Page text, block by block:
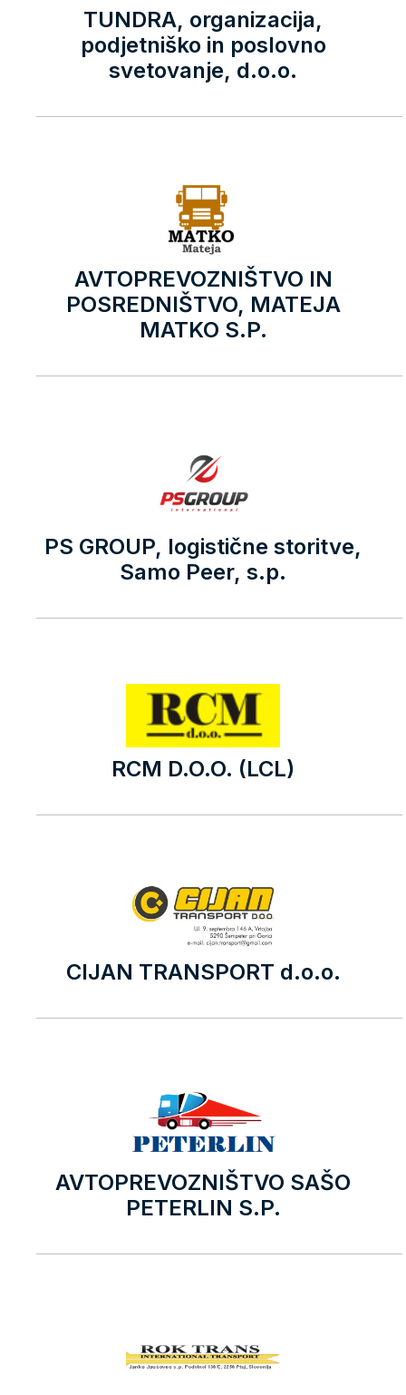
TUNDRA, organizacija,
podjetniško in poslovno
svetovanje, d.o.o.
AVTOPREVOZNIŠTVO IN
POSREDNIŠTVO, MATEJA
MATKO S.P.
PS GROUP, logistične storitve,
Samo Peer, s.p.
RCM D.O.O. (LCL)
CIJAN TRANSPORT d.o.o.
AVTOPREVOZNIŠTVO SAŠO
PETERLIN S.P.